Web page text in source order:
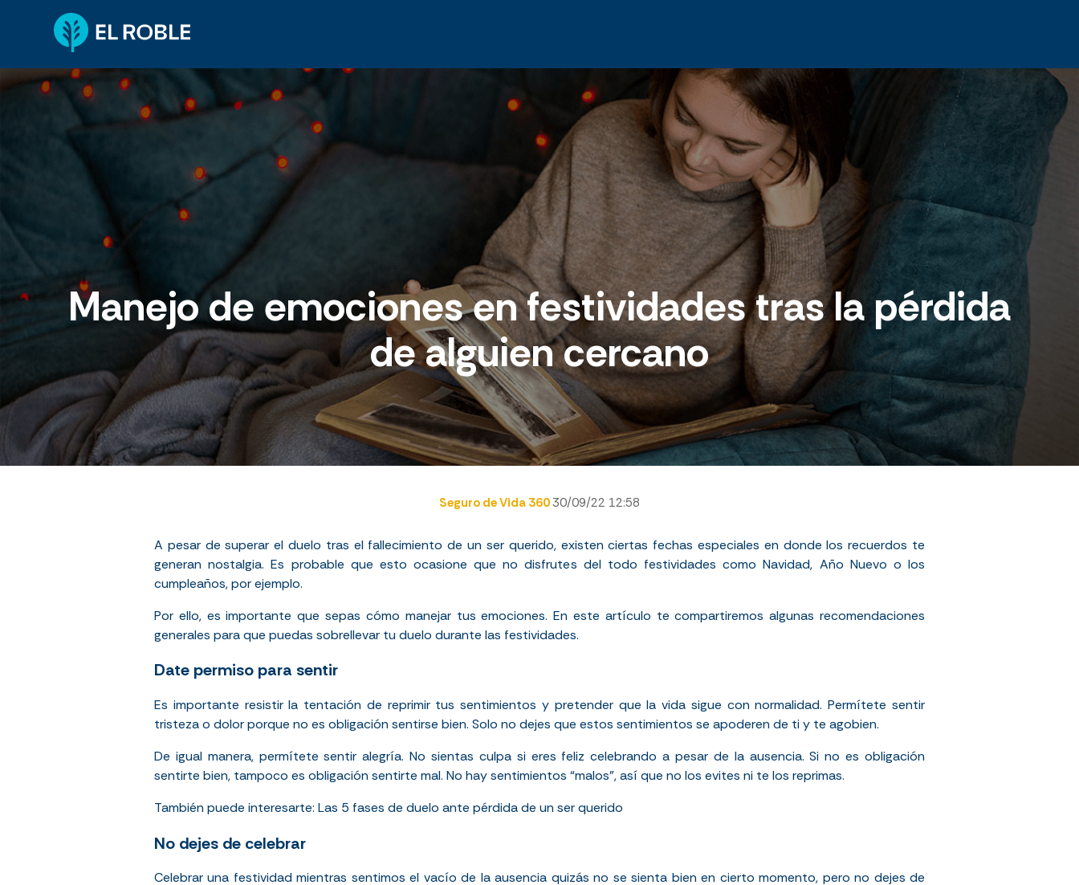
Manejo de emociones en festividades tras la pérdida
de alguien cercano
Seguro de Vida 36030/09/22 12:58
A pesar de superar el duelo tras el fallecimiento de un ser querido, existen ciertas fechas especiales en donde los recuerdos te
generan nostalgia. Es probable que esto ocasione que no disfrutes del todo festividades como Navidad, Año Nuevo o los
cumpleaños, por ejemplo.
Por ello, es importante que sepas cómo manejar tus emociones. En este artículo te compartiremos algunas recomendaciones
generales para que puedas sobrellevar tu duelo durante las festividades.
Date permiso para sentir
Es importante resistir la tentación de reprimir tus sentimientos y pretender que la vida sigue con normalidad. Permítete sentir
tristeza o dolor porque no es obligación sentirse bien. Solo no dejes que estos sentimientos se apoderen de ti y te agobien.
De igual manera, permítete sentir alegría. No sientas culpa si eres feliz celebrando a pesar de la ausencia. Si no es obligación
sentirte bien, tampoco es obligación sentirte mal. No hay sentimientos “malos”, así que no los evites ni te los reprimas.
También puede interesarte: Las 5 fases de duelo ante pérdida de un ser querido
No dejes de celebrar
Celebrar una festividad mientras sentimos el vacío de la ausencia quizás no se sienta bien en cierto momento, pero no dejes de